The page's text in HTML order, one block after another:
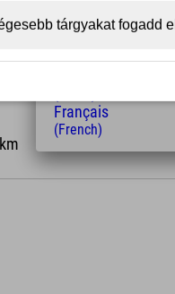
tárgyakat fogadd el
(Polish)
(Hungarian)
Français
(French)